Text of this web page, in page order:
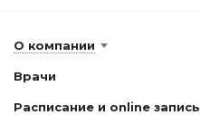
О компании
Врачи
Расписание и online запись